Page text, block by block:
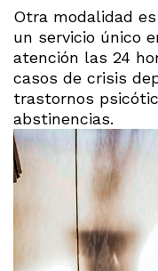
Otra modalidad
un servicio único
atención las 24
casos de crisis
trastornos
abstinencias.